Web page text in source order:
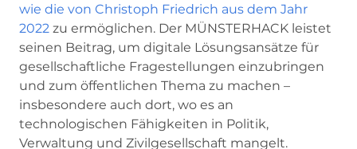
wie die von Christoph Friedrich aus dem Jahr
2022 zu ermöglichen. Der MÜNSTERHACK leistet
seinen Beitrag, um digitale Lösungsansätze für
gesellschaftliche Fragestellungen einzubringen
und zum öffentlichen Thema zu machen –
insbesondere auch dort, wo es an
technologischen Fähigkeiten in Politik,
Verwaltung und Zivilgesellschaft mangelt.